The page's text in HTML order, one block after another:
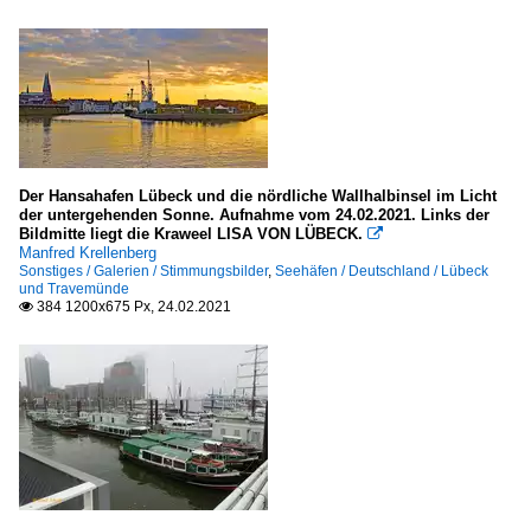
Der Hansahafen Lübeck und die nördliche Wallhalbinsel im Licht
der untergehenden Sonne. Aufnahme vom 24.02.2021. Links der
Bildmitte liegt die Kraweel LISA VON LÜBECK. 
Manfred Krellenberg
Sonstiges / Galerien / Stimmungsbilder, Seehäfen / Deutschland / Lübeck
und Travemünde
 384 1200x675 Px, 24.02.2021